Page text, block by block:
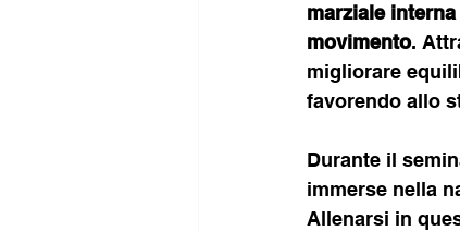
marziale
movimento.
migliorare
favorendo allo
Durante il
immerse nella
Allenarsi in